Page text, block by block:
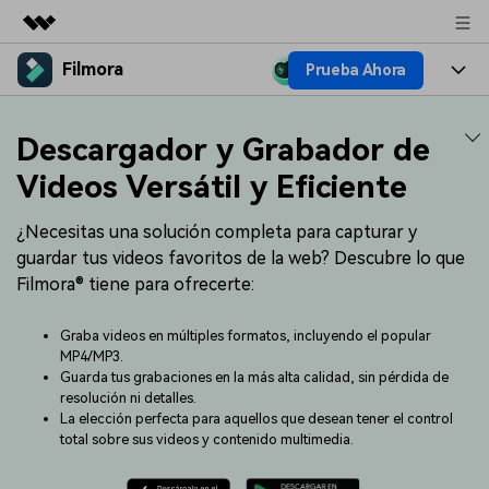
Productos destacados
Utilidades
Soluciones
Quiénes somos
Sala de prensa
Tienda
Soporte
Filmora Prueba Ahora
Plataformas
Recursos creativos
IA
Video e imagen
Audio
Soluciones
Filmora para
Creación
Recursos
Ideas para editar
Adquiere conocimientos
fundamentales de edición de
video
Efectos especiales DIY
efecto especial
Ayuda
Contáctanos Empresas
sencilla para empresas
Precios Iniciar sesión
Descargador y Grabador de
Videos Versátil y Eficiente
¿Necesitas una solución completa para capturar y
guardar tus videos favoritos de la web? Descubre lo que
Filmora® tiene para ofrecerte:
Graba videos en múltiples formatos, incluyendo el popular
MP4/MP3.
Guarda tus grabaciones en la más alta calidad, sin pérdida de
resolución ni detalles.
La elección perfecta para aquellos que desean tener el control
total sobre sus videos y contenido multimedia.